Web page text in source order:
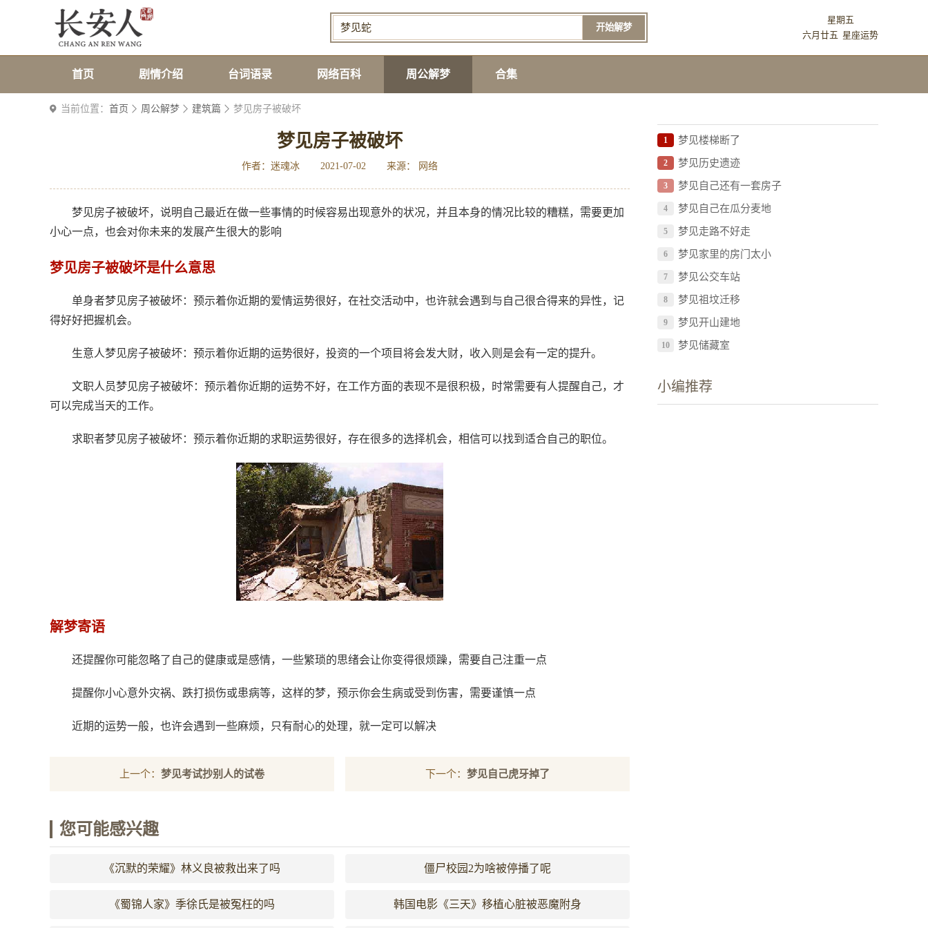
开始解梦
星期五
六月廿五 星座运势
首页 剧情介绍 台词语录 网络百科 周公解梦 合集
当前位置： 首页 周公解梦 建筑篇 梦见房子被破坏
梦见房子被破坏
作者：迷魂冰 2021-07-02 来源： 网络
梦见房子被破坏，说明自己最近在做一些事情的时候容易出现意外的状况，并且本身的情况比较的糟糕，需要更加
小心一点，也会对你未来的发展产生很大的影响
梦见房子被破坏是什么意思
单身者梦见房子被破坏：预示着你近期的爱情运势很好，在社交活动中，也许就会遇到与自己很合得来的异性，记
得好好把握机会。
生意人梦见房子被破坏：预示着你近期的运势很好，投资的一个项目将会发大财，收入则是会有一定的提升。
文职人员梦见房子被破坏：预示着你近期的运势不好，在工作方面的表现不是很积极，时常需要有人提醒自己，才
可以完成当天的工作。
求职者梦见房子被破坏：预示着你近期的求职运势很好，存在很多的选择机会，相信可以找到适合自己的职位。
解梦寄语
还提醒你可能忽略了自己的健康或是感情，一些繁琐的思绪会让你变得很烦躁，需要自己注重一点
提醒你小心意外灾祸、跌打损伤或患病等，这样的梦，预示你会生病或受到伤害，需要谨慎一点
近期的运势一般，也许会遇到一些麻烦，只有耐心的处理，就一定可以解决
上一个： 梦见考试抄别人的试卷 下一个：梦见自己虎牙掉了
您可能感兴趣
《沉默的荣耀》林义良被救出来了吗 僵尸校园2为啥被停播了呢
《蜀锦人家》季徐氏是被冤枉的吗 韩国电影《三天》移植心脏被恶魔附身
1 梦见楼梯断了
2 梦见历史遗迹
3 梦见自己还有一套房子
4 梦见自己在瓜分麦地
5 梦见走路不好走
6 梦见家里的房门太小
7 梦见公交车站
8 梦见祖坟迁移
9 梦见开山建地
10 梦见储藏室
小编推荐